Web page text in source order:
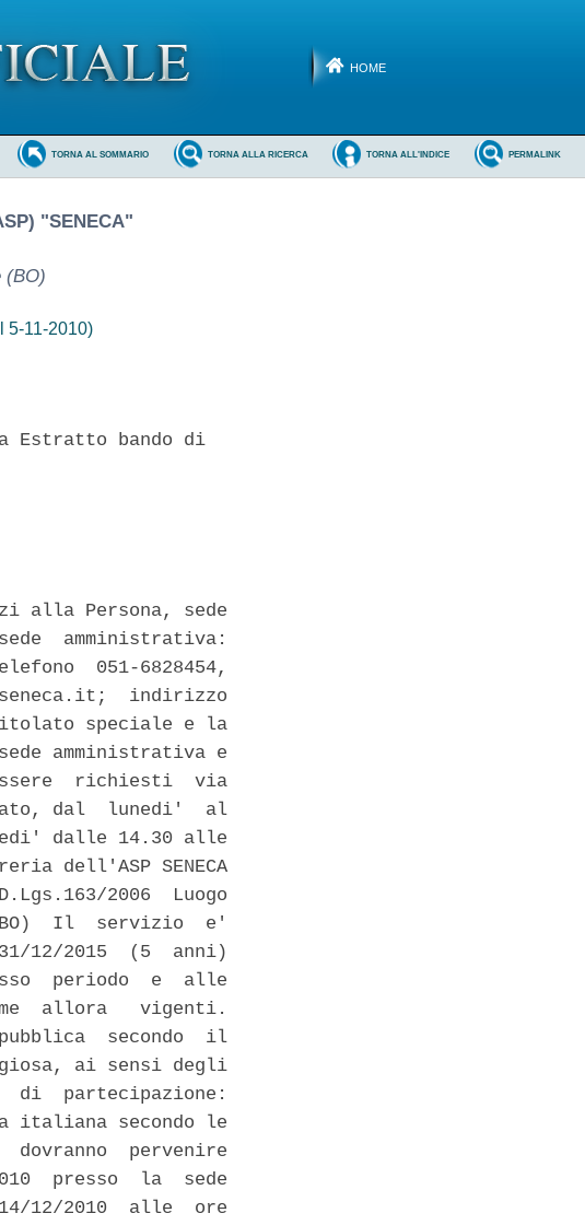
HOME
PERMALINK
TORNA ALL'INDICE
TORNA ALLA RICERCA
TORNA AL SOMMARIO
"SENECA"
(BO)
5-11-2010)
Estratto bando di
alla Persona, sede
amministrativa:
051-6828454,
seneca.it;  indirizzo
speciale e la
amministrativa e
richiesti  via
dal  lunedi'  al
dalle 14.30 alle
dell'ASP SENECA
2006  Luogo
(BO)  Il  servizio  e'
12/2015  (5  anni)
periodo  e  alle
allora   vigenti.
secondo  il
ai sensi degli
di  partecipazione:
italiana secondo le
pervenire
presso  la  sede
12/2010  alle  ore